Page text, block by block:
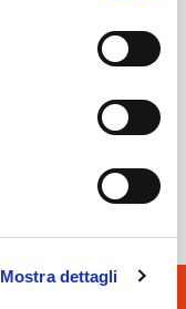
Mostra dettagli